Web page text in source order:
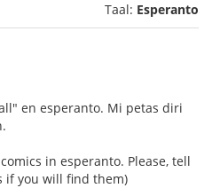
Taal: Esperanto
en esperanto. Mi petas diri
in esperanto. Please, tell
if you will find them)